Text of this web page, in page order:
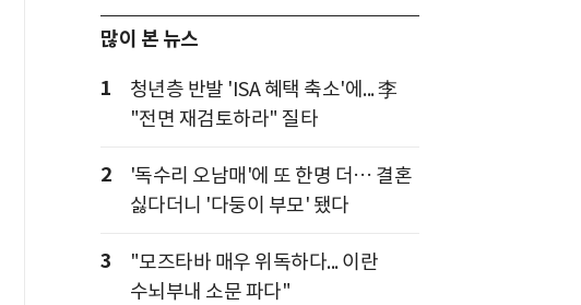
많이 본 뉴스
1
청년층 반발 'ISA 혜택 축소'에... 李
"전면 재검토하라" 질타
2
'독수리 오남매'에 또 한명 더… 결혼
싫다더니 '다둥이 부모' 됐다
3
"모즈타바 매우 위독하다... 이란
수뇌부내 소문 파다"